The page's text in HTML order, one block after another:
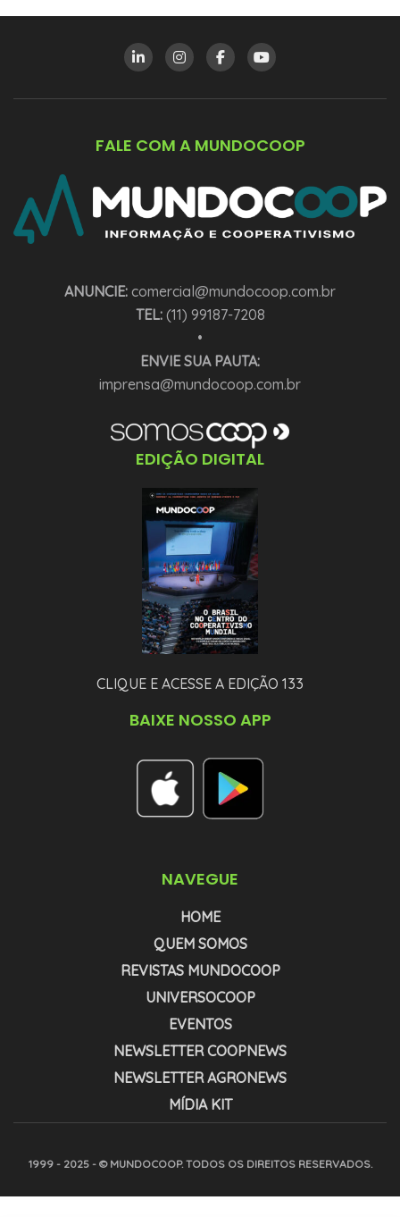
FALE COM A MUNDOCOOP
ANUNCIE: comercial@mundocoop.com.br
TEL:(11) 99187-7208
•
ENVIE SUA PAUTA:
imprensa@mundocoop.com.br
EDIÇÃO DIGITAL
CLIQUE E ACESSE A EDIÇÃO 133
BAIXE NOSSO APP
NAVEGUE
HOME
QUEM SOMOS
REVISTAS MUNDOCOOP
UNIVERSOCOOP
EVENTOS
NEWSLETTER COOPNEWS
NEWSLETTER AGRONEWS
MÍDIA KIT
1999 - 2025 - © MUNDOCOOP. TODOS OS DIREITOS RESERVADOS.